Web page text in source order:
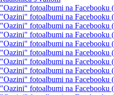
"Oazini" fotoalbumi na Facebooku
"Oazini" fotoalbumi na Facebooku
"Oazini" fotoalbumi na Facebooku
"Oazini" fotoalbumi na Facebooku
"Oazini" fotoalbumi na Facebooku
"Oazini" fotoalbumi na Facebooku
"Oazini" fotoalbumi na Facebooku
"Oazini" fotoalbumi na Facebooku
"Oazini" fotoalbumi na Facebooku
"Oazini" fotoalbumi na Facebooku